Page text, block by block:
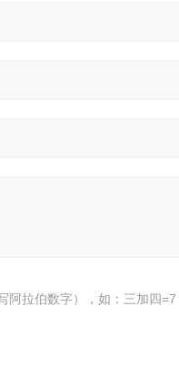
阿拉伯数字），如：三加四=7